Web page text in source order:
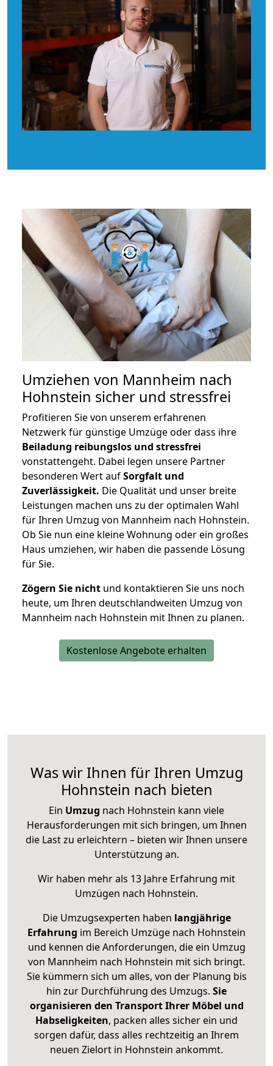
Umziehen von Mannheim nach
Hohnstein sicher und stressfrei
Profitieren Sie von unserem erfahrenen
Netzwerk für günstige Umzüge oder dass ihre
Beiladung reibungslos und stressfrei
vonstattengeht. Dabei legen unsere Partner
besonderen Wert aufSorgfalt und
Zuverlässigkeit. Die Qualität und unser breite
Leistungen machen uns zu der optimalen Wahl
für Ihren Umzug von Mannheim nach Hohnstein.
Ob Sie nun eine kleine Wohnung oder ein großes
Haus umziehen, wir haben die passende Lösung
für Sie.
Zögern Sie nicht und kontaktieren Sie uns noch
heute, um Ihren deutschlandweiten Umzug von
Mannheim nach Hohnstein mit Ihnen zu planen.
Kostenlose Angebote erhalten
Was wir Ihnen für Ihren Umzug
Hohnstein nach bieten
Ein Umzug nach Hohnstein kann viele
Herausforderungen mit sich bringen, um Ihnen
die Last zu erleichtern – bieten wir Ihnen unsere
Unterstützung an.
Wir haben mehr als 13 Jahre Erfahrung mit
Umzügen nach Hohnstein.
Die Umzugsexperten haben langjährige
Erfahrung im Bereich Umzüge nach Hohnstein
und kennen die Anforderungen, die ein Umzug
von Mannheim nach Hohnstein mit sich bringt.
Sie kümmern sich um alles, von der Planung bis
hin zur Durchführung des Umzugs. Sie
organisieren den Transport Ihrer Möbel und
Habseligkeiten, packen alles sicher ein und
sorgen dafür, dass alles rechtzeitig an Ihrem
neuen Zielort in Hohnstein ankommt.